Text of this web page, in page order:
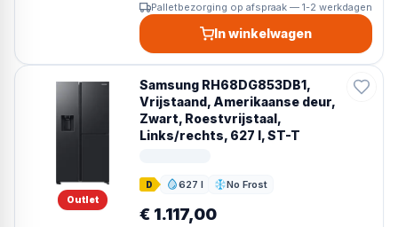
Palletbezorging op afspraak — 1-2 werkdagen
In winkelwagen
Outlet
Samsung RH68DG853DB1,
Vrijstaand, Amerikaanse deur,
Zwart, Roestvrijstaal,
Links/rechts, 627 l, ST-T
D 627 l
Inhoud No Frost
Ontdooien
€ 1.117,00